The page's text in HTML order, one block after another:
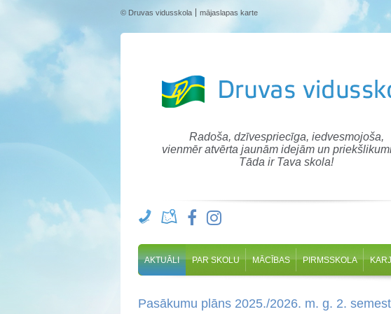
© Druvas vidusskola mājaslapas karte
Radoša, dzīvespriecīga, iedvesmojoša,
vienmēr atvērta jaunām idejām un
Tāda ir Tava skola!
AKTUĀLI PAR SKOLU MĀCĪBAS PIRMSSKOLA
Pasākumu plāns 2025./2026. m. g. 2.